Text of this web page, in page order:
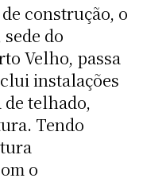
construção, o
do
Velho, passa
instalações
telhado,
Tendo
o